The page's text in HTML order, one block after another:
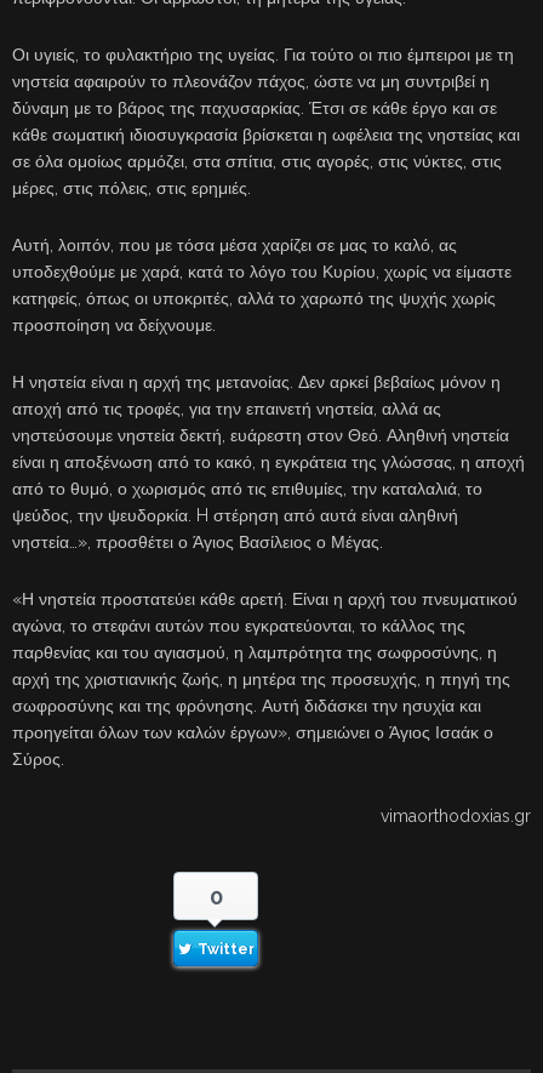
Οι υγιείς, το φυλακτήριο της υγείας. Για τούτο οι πιο έμπειροι με τη
νηστεία αφαιρούν το πλεονάζον πάχος, ώστε να μη συντριβεί η
δύναμη με το βάρος της παχυσαρκίας. Έτσι σε κάθε έργο και σε
κάθε σωματική ιδιοσυγκρασία βρίσκεται η ωφέλεια της νηστείας και
σε όλα ομοίως αρμόζει, στα σπίτια, στις αγορές, στις νύκτες, στις
μέρες, στις πόλεις, στις ερημιές.
Αυτή, λοιπόν, που με τόσα μέσα χαρίζει σε μας το καλό, ας
υποδεχθούμε με χαρά, κατά το λόγο του Κυρίου, χωρίς να είμαστε
κατηφείς, όπως οι υποκριτές, αλλά το χαρωπό της ψυχής χωρίς
προσποίηση να δείχνουμε.
Η νηστεία είναι η αρχή της μετανοίας. Δεν αρκεί βεβαίως μόνον η
αποχή από τις τροφές, για την επαινετή νηστεία, αλλά ας
νηστεύσουμε νηστεία δεκτή, ευάρεστη στον Θεό. Αληθινή νηστεία
είναι η αποξένωση από το κακό, η εγκράτεια της γλώσσας, η αποχή
από το θυμό, ο χωρισμός από τις επιθυμίες, την καταλαλιά, το
ψεύδος, την ψευδορκία. H στέρηση από αυτά είναι αληθινή
νηστεία…», προσθέτει ο Άγιος Βασίλειος ο Μέγας.
«Η νηστεία προστατεύει κάθε αρετή. Είναι η αρχή του πνευματικού
αγώνα, το στεφάνι αυτών που εγκρατεύονται, το κάλλος της
παρθενίας και του αγιασμού, η λαμπρότητα της σωφροσύνης, η
αρχή της χριστιανικής ζωής, η μητέρα της προσευχής, η πηγή της
σωφροσύνης και της φρόνησης. Αυτή διδάσκει την ησυχία και
προηγείται όλων των καλών έργων», σημειώνει ο Άγιος Ισαάκ ο
Σύρος.
vimaorthodoxias.gr
0
Twitter